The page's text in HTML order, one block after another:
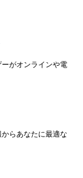
がオンラインや電
らあなたに最適な